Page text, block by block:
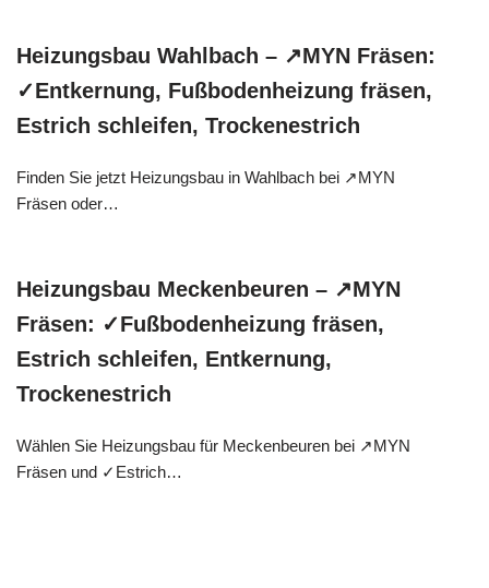
Heizungsbau Wahlbach – ↗️MYN Fräsen:
✓Entkernung, Fußbodenheizung fräsen,
Estrich schleifen, Trockenestrich
Finden Sie jetzt Heizungsbau in Wahlbach bei ↗️MYN
Fräsen oder…
Heizungsbau Meckenbeuren – ↗️MYN
Fräsen: ✓Fußbodenheizung fräsen,
Estrich schleifen, Entkernung,
Trockenestrich
Wählen Sie Heizungsbau für Meckenbeuren bei ↗️MYN
Fräsen und ✓Estrich…